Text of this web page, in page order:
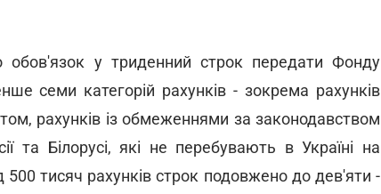
обов'язок у триденний строк передати Фонду
семи категорій рахунків - зокрема рахунків
рахунків із обмеженнями за законодавством
Білорусі, які не перебувають в Україні на
тисяч рахунків строк подовжено до дев'яти -